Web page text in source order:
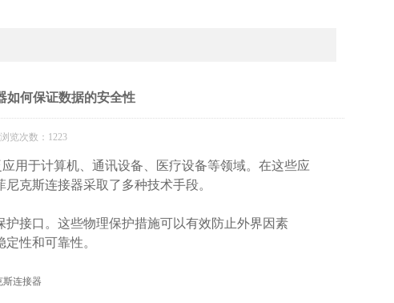
如何保证数据的安全性
览次数：1223
用于计算机、通讯设备、医疗设备等领域。在这些应
克斯连接器采取了多种技术手段。
接口。这些物理保护措施可以有效防止外界因素
性和可靠性。